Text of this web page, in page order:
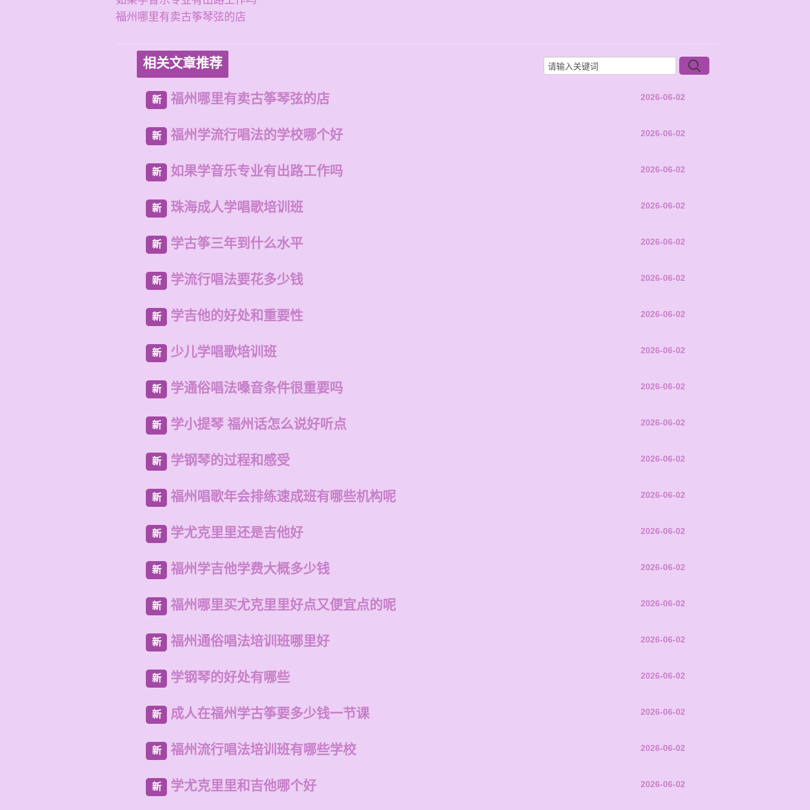
福州哪里有卖古筝琴弦的店
相关文章推荐
新 福州哪里有卖古筝琴弦的店 2026-06-02
新 福州学流行唱法的学校哪个好 2026-06-02
新 如果学音乐专业有出路工作吗 2026-06-02
新 珠海成人学唱歌培训班 2026-06-02
新 学古筝三年到什么水平 2026-06-02
新 学流行唱法要花多少钱 2026-06-02
新 学吉他的好处和重要性 2026-06-02
新 少儿学唱歌培训班 2026-06-02
新 学通俗唱法嗓音条件很重要吗 2026-06-02
新 学小提琴 福州话怎么说好听点 2026-06-02
新 学钢琴的过程和感受 2026-06-02
新 福州唱歌年会排练速成班有哪些机构呢 2026-06-02
新 学尤克里里还是吉他好 2026-06-02
新 福州学吉他学费大概多少钱 2026-06-02
新 福州哪里买尤克里里好点又便宜点的呢 2026-06-02
新 福州通俗唱法培训班哪里好 2026-06-02
新 学钢琴的好处有哪些 2026-06-02
新 成人在福州学古筝要多少钱一节课 2026-06-02
新 福州流行唱法培训班有哪些学校 2026-06-02
新 学尤克里里和吉他哪个好 2026-06-02